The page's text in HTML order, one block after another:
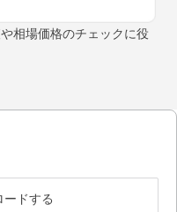
相場価格のチェックに役
ードする